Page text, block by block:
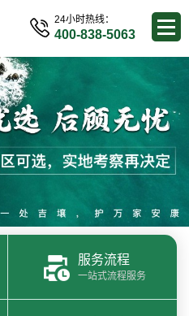
24小时热线：
400-838-5063
服务流程
一站式流程服务